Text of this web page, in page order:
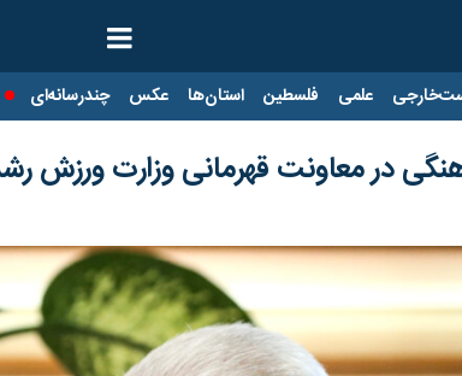
علمی فلسطین استان‌ها عکس چندرسانه‌ای
در معاونت قهرمانی وزارت